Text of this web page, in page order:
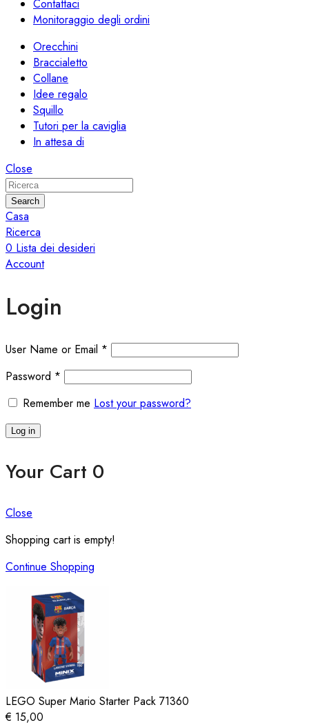
Contattaci
Monitoraggio degli ordini
Orecchini
Braccialetto
Collane
Idee regalo
Squillo
Tutori per la caviglia
In attesa di
Close
Search
Casa
Ricerca
0 Lista dei desideri
Account
Login
User Name or Email *
Password *
Remember me Lost your password?
Log in
Your Cart 0
Close
Shopping cart is empty!
Continue Shopping
LEGO Super Mario Starter Pack 71360
€ 15,00